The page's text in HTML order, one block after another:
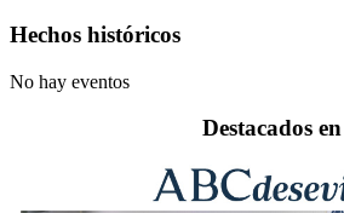
Hechos históricos
No hay eventos
Destacados en